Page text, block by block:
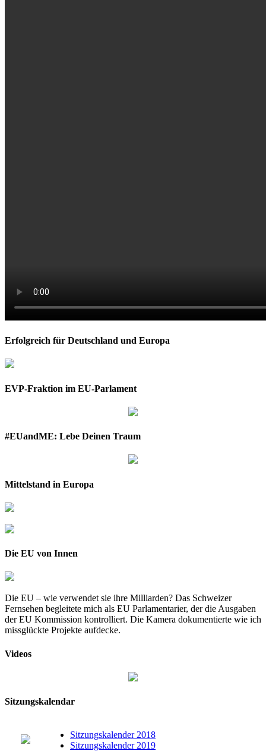
Erfolgreich für Deutschland und Europa
EVP-Fraktion im EU-Parlament
#EUandME: Lebe Deinen Traum
Mittelstand in Europa
Die EU von Innen
Die EU – wie verwendet sie ihre Milliarden? Das Schweizer
Fernsehen begleitete mich als EU Parlamentarier, der die Ausgaben
der EU Kommission kontrolliert. Die Kamera dokumentierte wie ich
missglückte Projekte aufdecke.
Videos
Sitzungskalendar
Sitzungskalender 2018
Sitzungskalender 2019